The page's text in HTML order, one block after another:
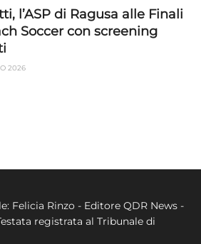
l’ASP di Ragusa alle Finali
Soccer con screening
2026
Felicia Rinzo - Editore QDR News -
registrata al Tribunale di